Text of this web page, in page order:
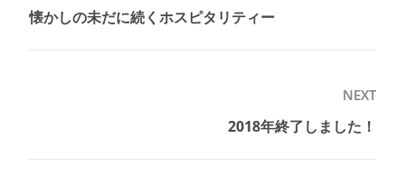
稿
Previous
懐かしの未だに続くホスピタリティー
NEXT
post:
2018年終了しました！